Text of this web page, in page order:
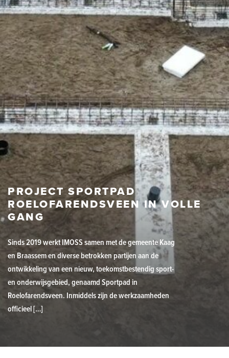
PROJECT SPORTPAD
ROELOFARENDSVEEN IN VOLLE
GANG
Sinds 2019 werkt IMOSS samen met de gemeente Kaag
en Braassem en diverse betrokken partijen aan de
ontwikkeling van een nieuw, toekomstbestendig sport-
en onderwijsgebied, genaamd Sportpad in
Roelofarendsveen. Inmiddels zijn de werkzaamheden
officieel […]